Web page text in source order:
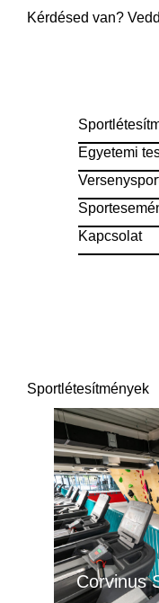
Kérdésed van?
Egyetemi
Kapcsolat
Sportlétesítmények
Corvinus